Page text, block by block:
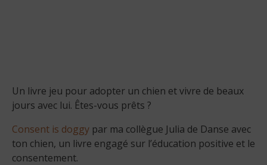
Un livre jeu pour adopter un chien et vivre de beaux
jours avec lui. Êtes-vous prêts ?
Consent is doggy par ma collègue Julia de Danse avec
ton chien, un livre engagé sur l’éducation positive et le
consentement.